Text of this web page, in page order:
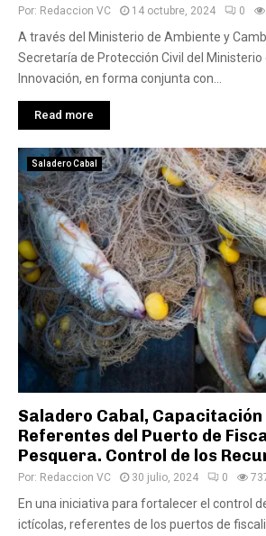
Por: Redaccion VC 14 octubre, 2024 0
A través del Ministerio de Ambiente y
Secretaría de Protección Civil del Ministerio
Innovación, en forma conjunta con...
Read more
Saladero Cabal
Saladero Cabal, Capacitación
Referentes del Puerto de
Pesquera. Control de los
Por: Redaccion VC 30 julio, 2024 0
En una iniciativa para fortalecer el control
ictícolas, referentes de los puertos de